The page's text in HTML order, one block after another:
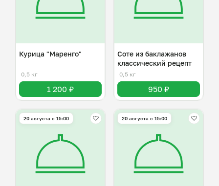
Курица "Маренго"
0,5 кг
1 200 ₽
Соте из баклажанов
классический рецепт
0,5 кг
950 ₽
20 августа с 15:00 20 августа с 15:00